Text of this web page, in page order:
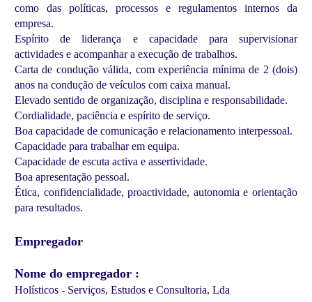
como das políticas, processos e regulamentos internos da
empresa.
Espírito de liderança e capacidade para supervisionar
actividades e acompanhar a execução de trabalhos.
Carta de condução válida, com experiência mínima de 2 (dois)
anos na condução de veículos com caixa manual.
Elevado sentido de organização, disciplina e responsabilidade.
Cordialidade, paciência e espírito de serviço.
Boa capacidade de comunicação e relacionamento interpessoal.
Capacidade para trabalhar em equipa.
Capacidade de escuta activa e assertividade.
Boa apresentação pessoal.
Ética, confidencialidade, proactividade, autonomia e orientação
para resultados.
Empregador
Nome do empregador
Holísticos - Serviços, Estudos e Consultoria, Lda